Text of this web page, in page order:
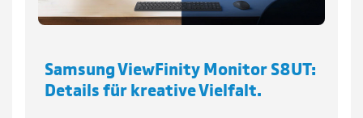
Samsung ViewFinity Monitor S8UT:
Details für kreative Vielfalt.